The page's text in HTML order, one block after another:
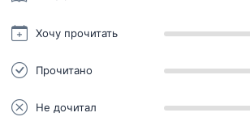
Хочу прочитать
Прочитано
Не дочитал